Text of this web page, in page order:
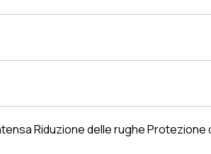
Riduzione delle rughe Protezione